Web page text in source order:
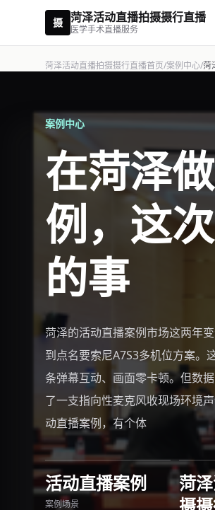
摄 菏泽活动直播拍摄摄行直播
医学手术直播服务
菏泽活动直播拍摄摄行直播首页/案例中心/菏
案例中心
在菏泽
例，这
的事
菏泽的活动直播案例市场这两年
到点名要索尼A7S3多机位方案。
条弹幕互动、画面零卡顿。但数
了一支指向性麦克风收现场环境
动直播案例，有个体
活动直播案例
案例场景
菏